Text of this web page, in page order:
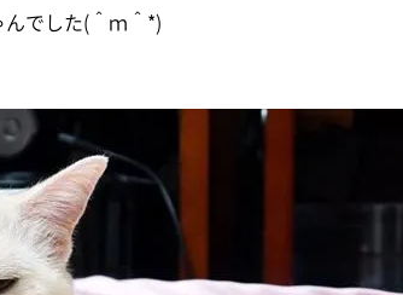
でした(＾ｍ＾*)